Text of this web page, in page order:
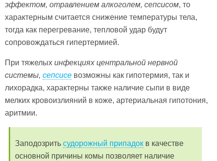
эффектом, отравлением алкоголем, сепсисом, то
характерным считается снижение температуры тела,
тогда как перегревание, тепловой удар будут
сопровождаться гипертермией.
При тяжелых инфекциях центральной нервной
системы, сепсисе возможны как гипотермия, так и
лихорадка, характерны также наличие сыпи в виде
мелких кровоизлияний в коже, артериальная гипотония,
аритмии.
Заподозрить судорожный припадок в качестве
основной причины комы позволяет наличие